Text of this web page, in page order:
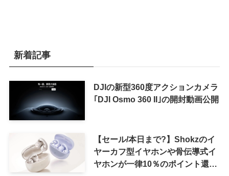
新着記事
DJIの新型360度アクションカメラ
｢DJI Osmo 360 II｣の開封動画公開
【セール/本日まで?】Shokzのイ
ヤーカフ型イヤホンや骨伝導式イ
ヤホンが一律10％のポイント還元